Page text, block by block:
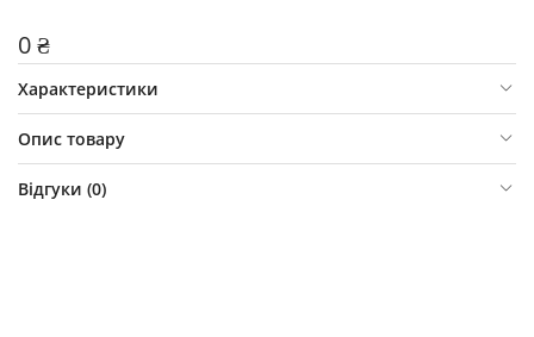
0 ₴
Характеристики
Опис товару
Відгуки (0)